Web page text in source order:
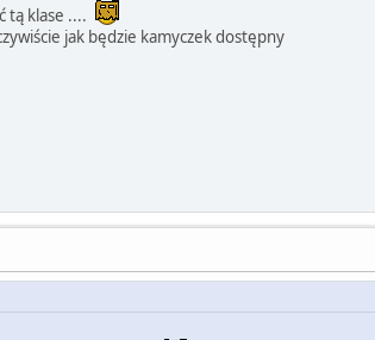
tą klase ....
jak będzie kamyczek dostępny